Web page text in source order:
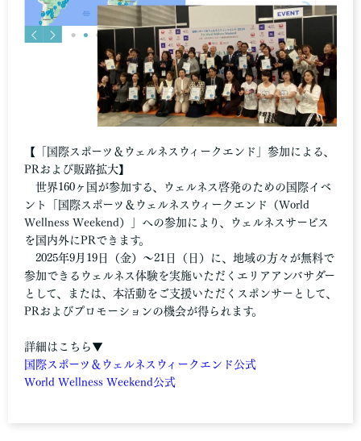
【「国際スポーツ＆ウェルネスウィークエンド」参加による、
PRおよび販路拡大】
世界160ヶ国が参加する、ウェルネス啓発のための国際イベ
ント「国際スポーツ＆ウェルネスウィークエンド（World
Wellness Weekend）」への参加により、ウェルネスサービス
を国内外にPRできます。
2025年9月19日（金）～21日（日）に、地域の方々が無料で
参加できるウェルネス体験を実施いただくエリアアンバサダー
として、または、本活動をご支援いただくスポンサーとして、
PRおよびプロモーションの機会が得られます。
詳細はこちら▼
国際スポーツ＆ウェルネスウィークエンド公式
World Wellness Weekend公式